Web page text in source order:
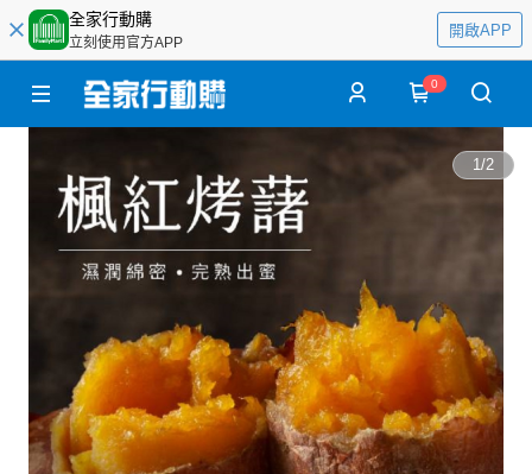
全家行動購
立刻使用官方APP
開啟APP
0
1/2